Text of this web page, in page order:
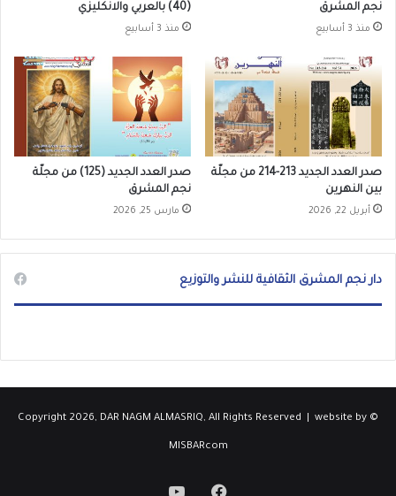
نجم المشرق
منذ 3 أسابيع
(40) بالعربي والانكليزي
منذ 3 أسابيع
صدر العدد الجديد 213-214 من مجلّة
بين النهرين
أبريل 22, 2026
صدر العدد الجديد (125) من مجلّة
نجم المشرق
مارس 25, 2026
دار نجم المشرق الثقافية للنشر والتوزيع
© Copyright 2026, DAR NAGM ALMASRIQ, All Rights Reserved |
website by
MISBARcom
فيسبوك